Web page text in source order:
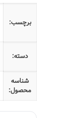
برچسب:
دسته:
شناسه
محصول: